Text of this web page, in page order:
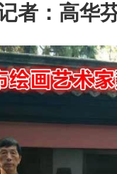
者：高华